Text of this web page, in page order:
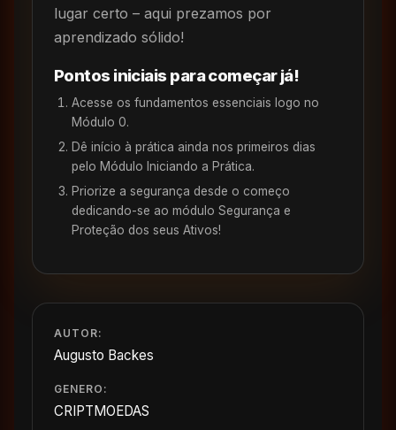
lugar certo – aqui prezamos por
aprendizado sólido!
Pontos iniciais para começar já!
Acesse os fundamentos essenciais logo no
Módulo 0.
Dê início à prática ainda nos primeiros dias
pelo Módulo Iniciando a Prática.
Priorize a segurança desde o começo
dedicando-se ao módulo Segurança e
Proteção dos seus Ativos!
AUTOR:
Augusto Backes
GENERO:
CRIPTMOEDAS